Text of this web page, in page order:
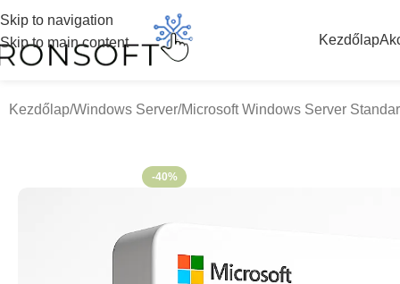
Skip to navigation
Skip to main content
Kezdőlap
Kezdőlap Windows Server Microsoft Windows Server
-40%